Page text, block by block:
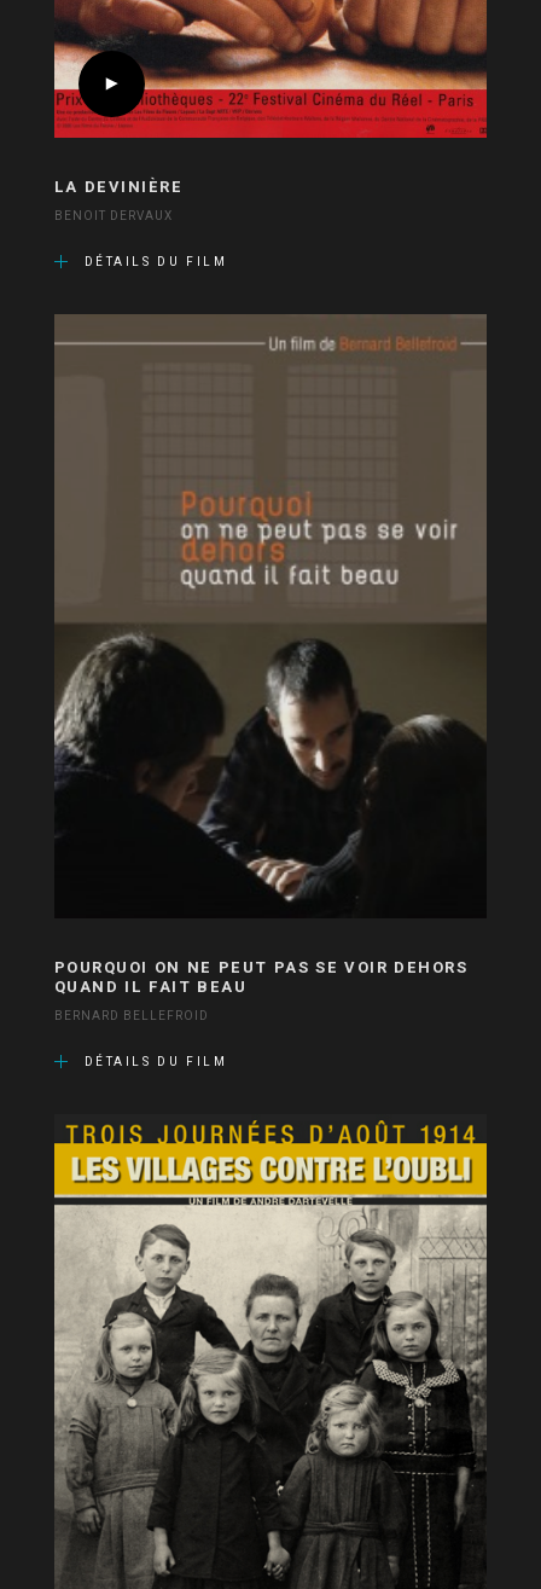
LA DEVINIÈRE
BENOIT DERVAUX
DÉTAILS DU FILM
POURQUOI ON NE PEUT PAS SE VOIR DEHORS
QUAND IL FAIT BEAU
BERNARD BELLEFROID
DÉTAILS DU FILM